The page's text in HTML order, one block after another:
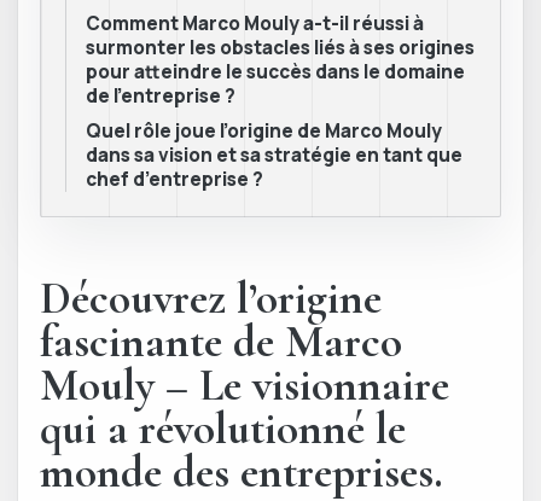
Comment Marco Mouly a-t-il réussi à
surmonter les obstacles liés à ses origines
pour atteindre le succès dans le domaine
de l’entreprise ?
Quel rôle joue l’origine de Marco Mouly
dans sa vision et sa stratégie en tant que
chef d’entreprise ?
Découvrez l’origine
fascinante de Marco
Mouly – Le visionnaire
qui a révolutionné le
monde des entreprises.